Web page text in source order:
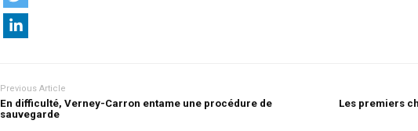
Previous Article
En difficulté, Verney-Carron entame une procédure de
sauvegarde
Les premiers